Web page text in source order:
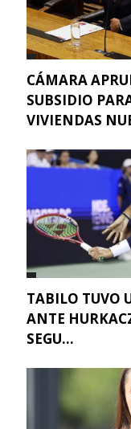
CÁMARA
SUBSIDIO
VIVIENDAS
TABILO TUVO
ANTE
SEGU...